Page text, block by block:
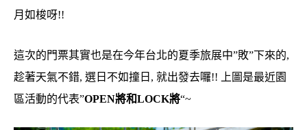
月如梭呀!!
這次的門票其實也是在今年台北的夏季旅展中”敗”下來的,
趁著天氣不錯, 選日不如撞日, 就出發去囉!! 上圖是最近園
區活動的代表”OPEN將和LOCK將“~